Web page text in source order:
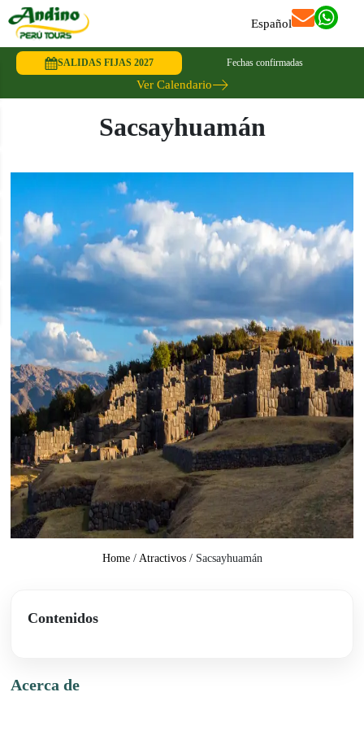
Español
SALIDAS FIJAS 2027 Fechas confirmadas
Ver Calendario
Sacsayhuamán
Home/ Atractivos/ Sacsayhuamán
Contenidos
Acerca de